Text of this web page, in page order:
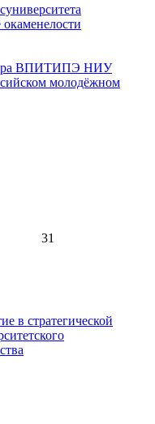
ВПИТИПЭ НИУ
молодёжном
31
в стратегической